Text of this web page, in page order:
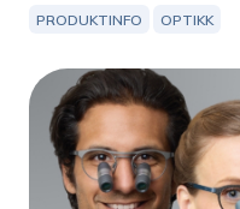
PRODUKTINFO OPTIKK